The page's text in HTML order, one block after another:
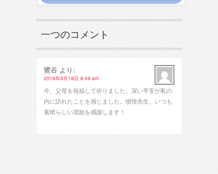
一つのコメント
鷺谷 より:
2016年3月18日 8:49 am
今、父母を祝福して祈りました。深い平安が私の
内に訪れたことを感じました。慎悟先生、いつも
素晴らしい奨励を感謝します！